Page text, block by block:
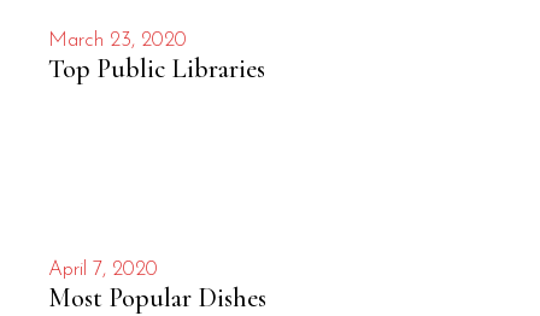
March 23, 2020
Top Public Libraries
April 7, 2020
Most Popular Dishes